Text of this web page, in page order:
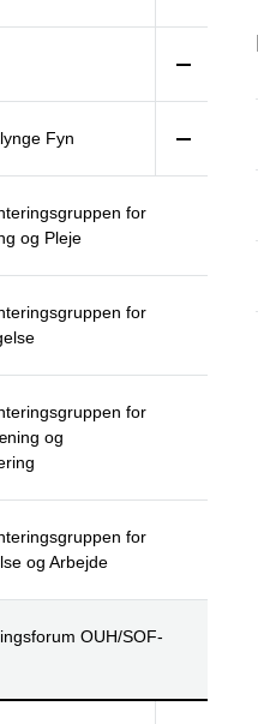
Fyn
for
og Pleje
for
for
og
for
og Arbejde
OUH/SOF-